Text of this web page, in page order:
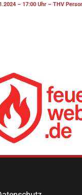
– 17:00 Uhr – THV